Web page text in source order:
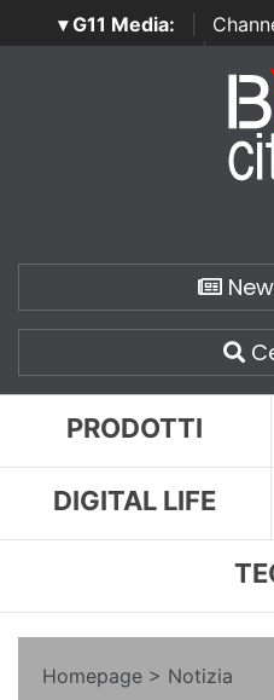
▾ G11 Media:
SecurityOpenLab |
PRODOTTI
DIGITAL LIFE
Homepage > Notizia